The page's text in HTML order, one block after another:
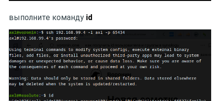
выполните команду id